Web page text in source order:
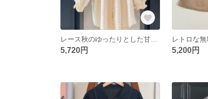
5,720円 5,200円